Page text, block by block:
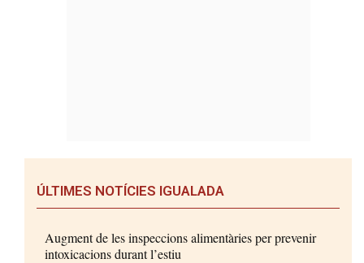
ÚLTIMES NOTÍCIES IGUALADA
Augment de les inspeccions alimentàries per prevenir
intoxicacions durant l’estiu